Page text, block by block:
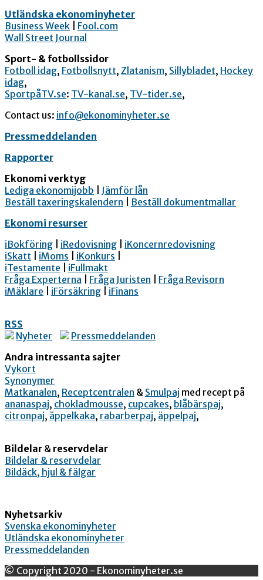
Utländska ekonominyheter
Business Week
Fool.com
Wall Street Journal
Sport- & fotbollssidor
Fotboll idag, Fotbollsnytt, Zlatanism, Sillybladet, Hockey
idag,
SportpåTV.se: TV-kanal.se, TV-tider.se,
Contact us: info@ekonominyheter.se
Pressmeddelanden
Rapporter
Ekonomi verktyg
Lediga ekonomijobb
Jämför lån
Beställ taxeringskalendern
Beställ dokumentmallar
Ekonomi resurser
iBokföring
iRedovisning
iKoncernredovisning
iSkatt
iMoms iKonkurs
iTestamente
iFullmakt
Fråga Experterna
Fråga Juristen
Fråga Revisorn
iMäklare
iFörsäkring iFinans
RSS
Nyheter
Pressmeddelanden
Andra intressanta sajter
Vykort
Synonymer
Matkanalen, Receptcentralen & Smulpaj med recept på
ananaspaj, chokladmousse, cupcakes, blåbärspaj,
citronpaj, äppelkaka, rabarberpaj, äppelpaj,
Bildelar & reservdelar
Bildelar & reservdelar
Bildäck, hjul & fälgar
Nyhetsarkiv
Svenska ekonominyheter
Utländska ekonominyheter
Pressmeddelanden
© Copyright 2020 - Ekonominyheter.se